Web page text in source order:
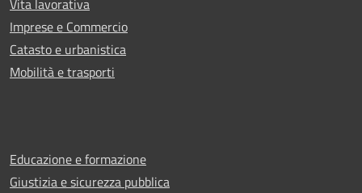
Vita lavorativa
Imprese e Commercio
Catasto e urbanistica
Mobilità e trasporti
Educazione e formazione
Giustizia e sicurezza pubblica